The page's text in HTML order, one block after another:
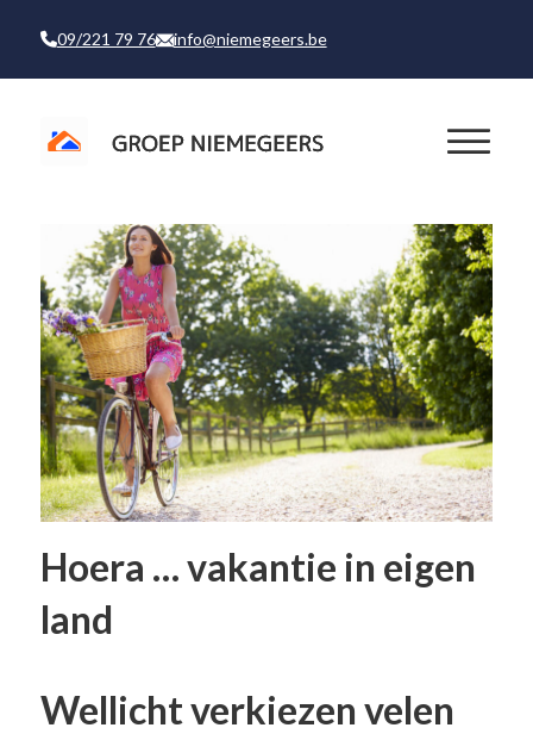
09/221 79 76 info@niemegeers.be
Hoera … vakantie in eigen
land
Wellicht verkiezen velen